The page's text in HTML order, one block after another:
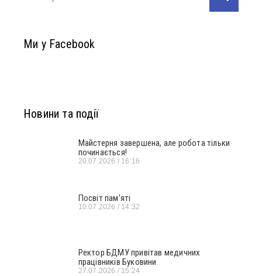
Ми у Facebook
Новини та події
Майстерня завершена, але робота тільки
починається!
20.07.2026 16:16
Посвіт пам’яті
10.07.2026 14:32
Ректор БДМУ привітав медичних
працівників Буковини
27.07.2026 15:24